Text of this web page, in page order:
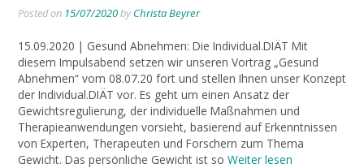
Posted on 15/07/2020by Christa Beyrer
15.09.2020 | Gesund Abnehmen: Die Individual.DIÄT Mit
diesem Impulsabend setzen wir unseren Vortrag „Gesund
Abnehmen“ vom 08.07.20 fort und stellen Ihnen unser Konzept
der Individual.DIÄT vor. Es geht um einen Ansatz der
Gewichtsregulierung, der individuelle Maßnahmen und
Therapieanwendungen vorsieht, basierend auf Erkenntnissen
von Experten, Therapeuten und Forschern zum Thema
Gewicht. Das persönliche Gewicht ist so Weiter lesen